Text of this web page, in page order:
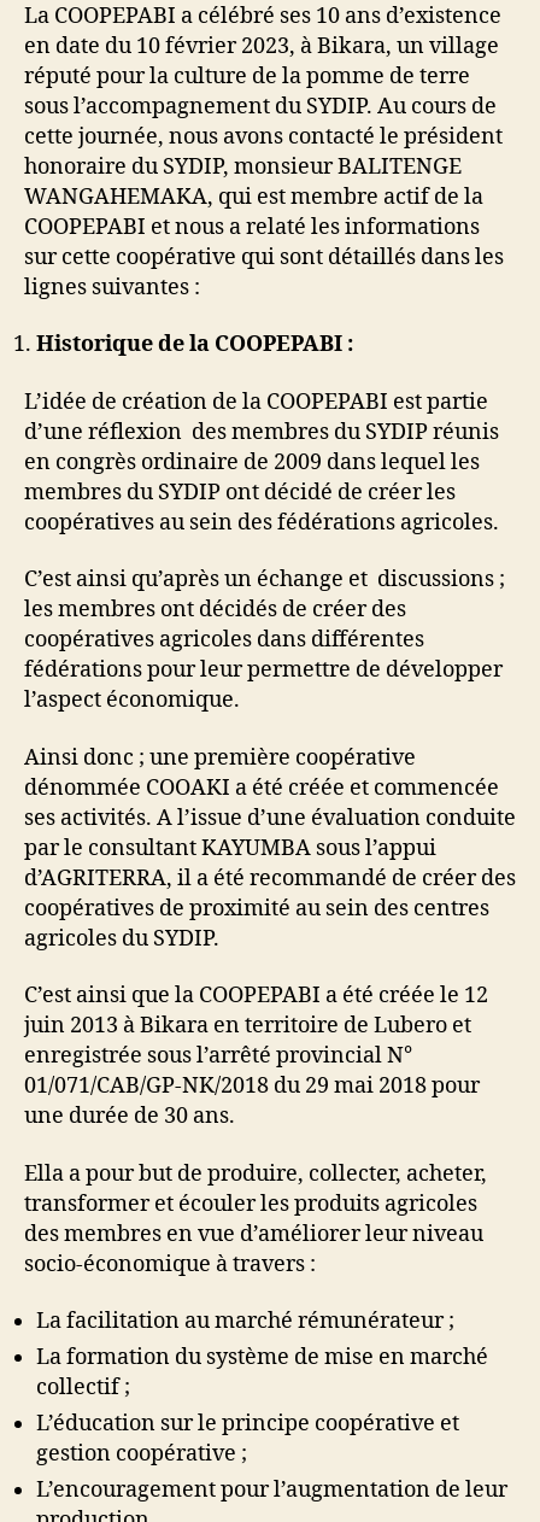
La COOPEPABI a célébré ses 10 ans d’existence
en date du 10 février 2023, à Bikara, un village
réputé pour la culture de la pomme de terre
sous l’accompagnement du SYDIP. Au cours de
cette journée, nous avons contacté le président
honoraire du SYDIP, monsieur BALITENGE
WANGAHEMAKA, qui est membre actif de la
COOPEPABI et nous a relaté les informations
sur cette coopérative qui sont détaillés dans les
lignes suivantes :
Historique de la COOPEPABI :
L’idée de création de la COOPEPABI est partie
d’une réflexion des membres du SYDIP réunis
en congrès ordinaire de 2009 dans lequel les
membres du SYDIP ont décidé de créer les
coopératives au sein des fédérations agricoles.
C’est ainsi qu’après un échange et discussions ;
les membres ont décidés de créer des
coopératives agricoles dans différentes
fédérations pour leur permettre de développer
l’aspect économique.
Ainsi donc ; une première coopérative
dénommée COOAKI a été créée et commencée
ses activités. A l’issue d’une évaluation conduite
par le consultant KAYUMBA sous l’appui
d’AGRITERRA, il a été recommandé de créer des
coopératives de proximité au sein des centres
agricoles du SYDIP.
C’est ainsi que la COOPEPABI a été créée le 12
juin 2013 à Bikara en territoire de Lubero et
enregistrée sous l’arrêté provincial N°
01/071/CAB/GP-NK/2018 du 29 mai 2018 pour
une durée de 30 ans.
Ella a pour but de produire, collecter, acheter,
transformer et écouler les produits agricoles
des membres en vue d’améliorer leur niveau
socio-économique à travers :
La facilitation au marché rémunérateur ;
La formation du système de mise en marché
collectif ;
L’éducation sur le principe coopérative et
gestion coopérative ;
L’encouragement pour l’augmentation de leur